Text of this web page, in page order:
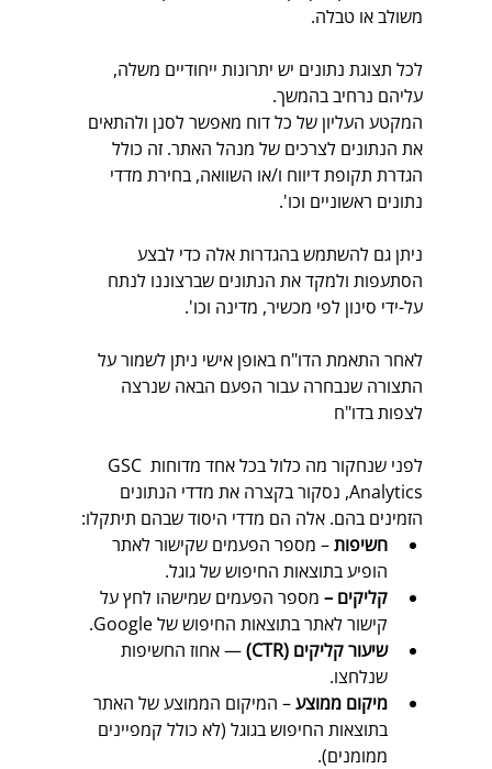
משולב או טבלה.
לכל תצוגת נתונים יש יתרונות ייחודיים משלה,
עליהם נרחיב בהמשך.
המקטע העליון של כל דוח מאפשר לסנן ולהתאים
את הנתונים לצרכים של מנהל האתר. זה כולל
הגדרת תקופת דיווח ו/או השוואה, בחירת מדדי
נתונים ראשוניים וכו'.
ניתן גם להשתמש בהגדרות אלה כדי לבצע
הסתעפות ולמקד את הנתונים שברצוננו לנתח
על-ידי סינון לפי מכשיר, מדינה וכו'.
לאחר התאמת הדו"ח באופן אישי ניתן לשמור על
התצורה שנבחרה עבור הפעם הבאה שנרצה
לצפות בדו"ח
לפני שנחקור מה כלול בכל אחד מדוחות GSC
Analytics, נסקור בקצרה את מדדי הנתונים
הזמינים בהם. אלה הם מדדי היסוד שבהם תיתקלו:
חשיפות – מספר הפעמים שקישור לאתר
הופיע בתוצאות החיפוש של גוגל.
קליקים – מספר הפעמים שמישהו לחץ על
קישור לאתר בתוצאות החיפוש של Google.
שיעור קליקים (CTR)
— אחוז החשיפות
שנלחצו.
מיקום ממוצע – המיקום הממוצע של האתר
בתוצאות החיפוש בגוגל (לא כולל קמפיינים
ממומנים).